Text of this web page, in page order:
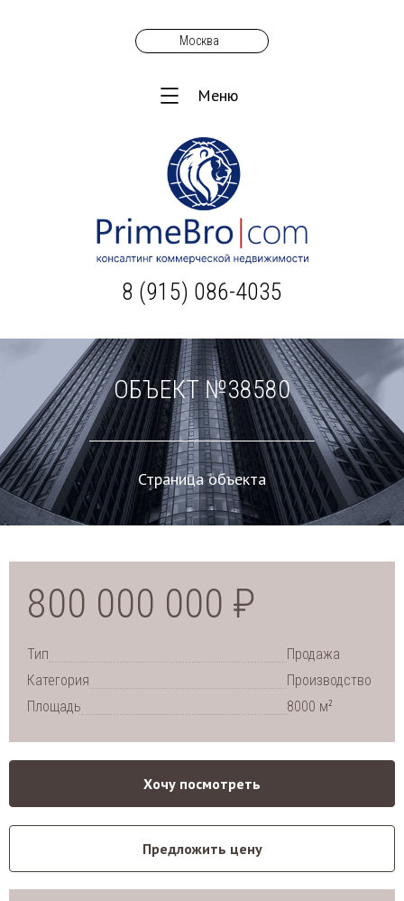
Москва
Меню
8 (915) 086-4035
ОБЪЕКТ №38580
Страница объекта
800 000 000 ₽
Тип
Продажа
Категория
Производство
Площадь
8000 м2
Хочу посмотреть
Предложить цену